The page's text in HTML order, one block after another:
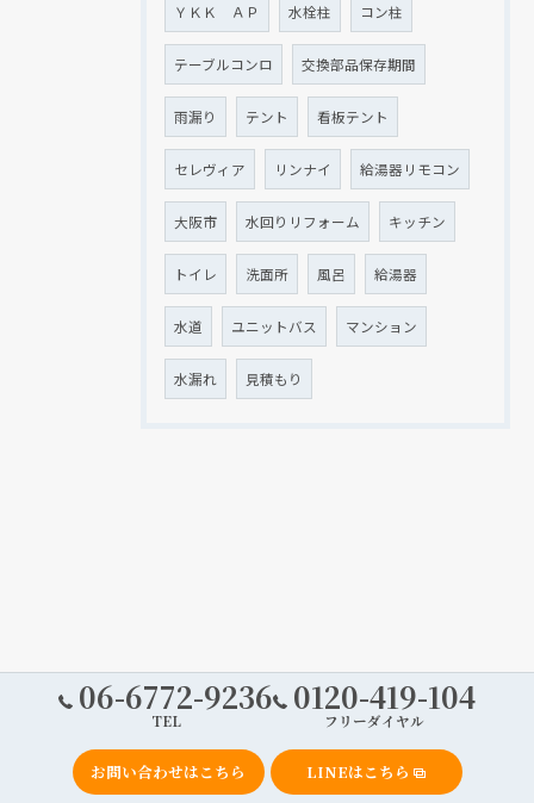
ＹＫＫ ＡＰ 水栓柱 コン柱
テーブルコンロ 交換部品保存期間
雨漏り テント 看板テント
セレヴィア リンナイ 給湯器リモコン
大阪市 水回りリフォーム キッチン
トイレ 洗面所 風呂 給湯器
水道 ユニットバス マンション
水漏れ 見積もり
06-6772-9236
TEL
0120-419-104
フリーダイヤル
お問い合わせはこちら LINEはこちら